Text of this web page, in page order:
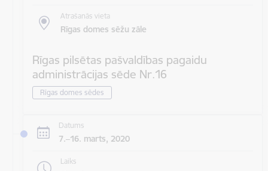
Atrašanās vieta
Rīgas domes sēžu zāle
Rīgas pilsētas pašvaldības pagaidu
administrācijas sēde Nr.16
Rīgas domes sēdes
Datums
7.–16. marts, 2020
Laiks